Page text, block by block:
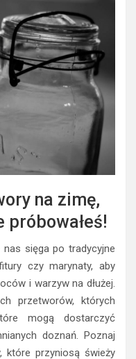
na zimę,
próbowałeś!
sięga po tradycyjne
czy marynaty, aby
i warzyw na dłużej.
przetworów, których
mogą dostarczyć
doznań. Poznaj
które przyniosą świeży